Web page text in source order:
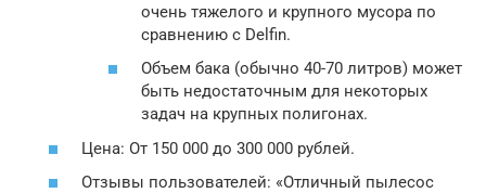
очень тяжелого и крупного мусора по
сравнению с Delfin.
Объем бака (обычно 40-70 литров) может
быть недостаточным для некоторых
задач на крупных полигонах.
Цена: От 150 000 до 300 000 рублей.
Отзывы пользователей: «Отличный пылесос